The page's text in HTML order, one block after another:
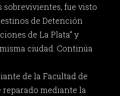
sobrevivientes, fue visto
de Detención
de La Plata” y
ciudad. Continúa
de la Facultad de
reparado mediante la